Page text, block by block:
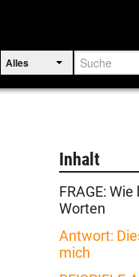
Alles Suche
Inhalt
FRAGE:
Worten
Antwort:
mich